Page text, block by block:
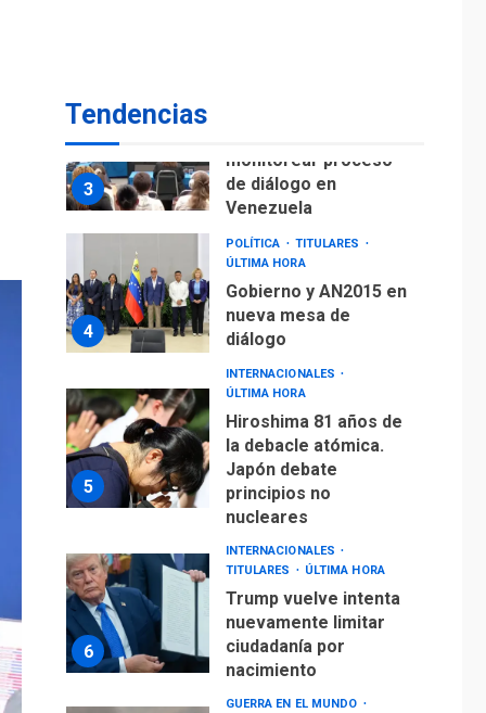
Tendencias
3
monitorear proceso
de diálogo en
Venezuela
4
POLÍTICA
TITULARES
ÚLTIMA HORA
Gobierno y AN2015 en
nueva mesa de
diálogo
5
INTERNACIONALES
ÚLTIMA HORA
Hiroshima 81 años de
la debacle atómica.
Japón debate
principios no
nucleares
6
INTERNACIONALES
TITULARES
ÚLTIMA HORA
Trump vuelve intenta
nuevamente limitar
ciudadanía por
nacimiento
GUERRA EN EL MUNDO